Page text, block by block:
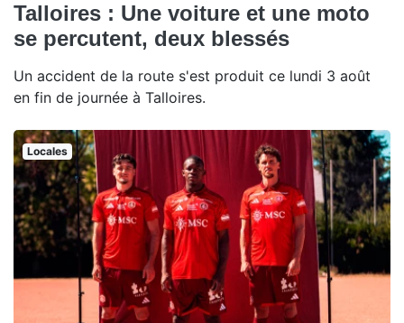
Talloires : Une voiture et une moto
se percutent, deux blessés
Un accident de la route s'est produit ce lundi 3 août
en fin de journée à Talloires.
Locales